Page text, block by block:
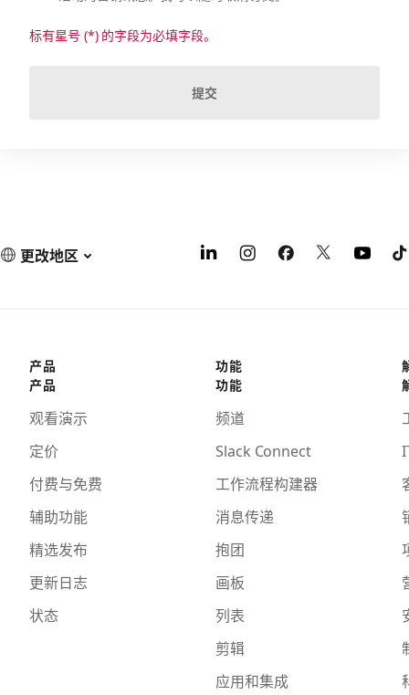
标有星号 (*) 的字段为必填字段。
提交
更改地区
产品
产品
观看演示
定价
付费与免费
辅助功能
精选发布
更新日志
状态
功能
功能
频道
Slack Connect
工作流程构建器
消息传递
抱团
画板
列表
剪辑
应用和集成